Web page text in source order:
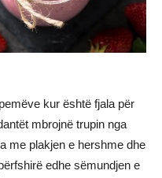
kur është fjala për
mbrojnë trupin nga
me plakjen e hershme dhe
edhe sëmundjen e